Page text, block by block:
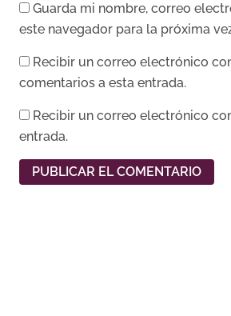
Guarda mi nombre, correo
este navegador para la próxima
Recibir un correo electrónico
comentarios a esta entrada.
Recibir un correo electrónico
entrada.